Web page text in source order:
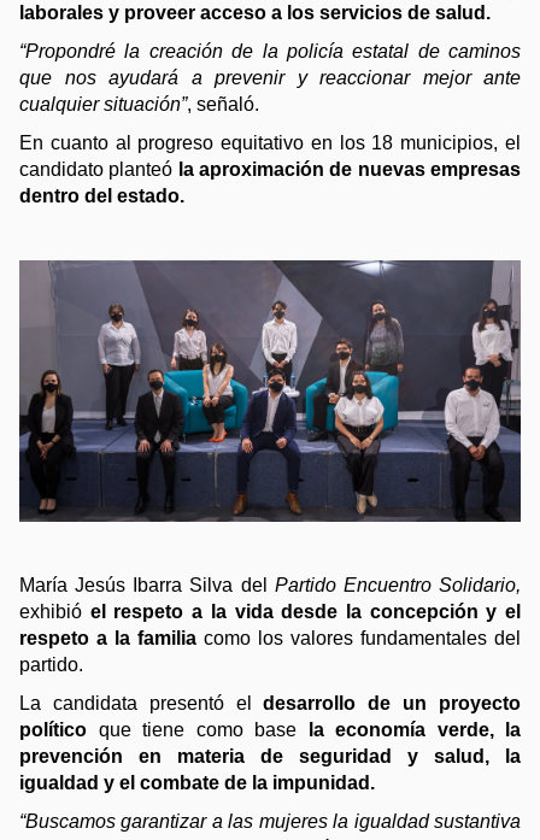
laborales y proveer acceso a los servicios de salud.
“Propondré la creación de la policía estatal de caminos
que nos ayudará a prevenir y reaccionar mejor ante
cualquier situación”, señaló.
En cuanto al progreso equitativo en los 18 municipios, el
candidato planteó la aproximación de nuevas empresas
dentro del estado.
María Jesús Ibarra Silva del
exhibió el respeto a la vida desde la concepción y el
respeto a la familia como los valores fundamentales del
partido.
La candidata presentó el desarrollo de un proyecto
político que tiene como base
la economía verde, la
prevención en materia de seguridad y salud, la
igualdad y el combate de la impunidad.
“Buscamos garantizar a las mujeres la igualdad sustantiva